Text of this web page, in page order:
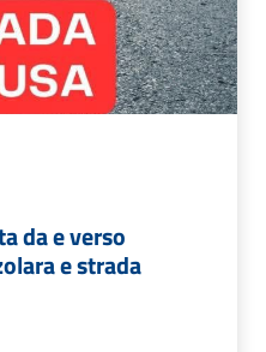
da e verso
e strada